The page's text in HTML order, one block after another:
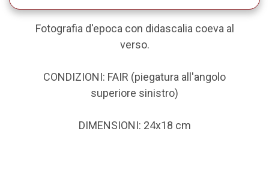
Fotografia d'epoca con didascalia coeva al
verso.
CONDIZIONI: FAIR (piegatura all'angolo
superiore sinistro)
DIMENSIONI: 24x18 cm